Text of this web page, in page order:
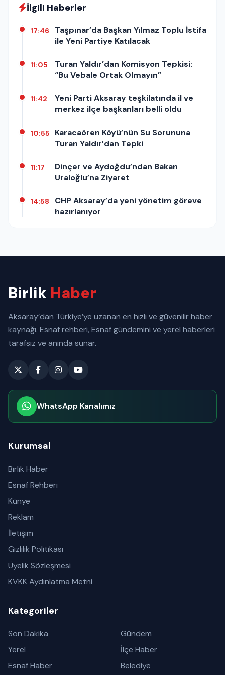
İlgili Haberler
17:46
Taşpınar’da Başkan Yılmaz Toplu İstifa
ile Yeni Partiye Katılacak
11:05
Turan Yaldır’dan Komisyon Tepkisi:
“Bu Vebale Ortak Olmayın”
11:42
Yeni Parti Aksaray teşkilatında il ve
merkez ilçe başkanları belli oldu
10:55
Karacaören Köyü’nün Su Sorununa
Turan Yaldır’dan Tepki
11:17
Dinçer ve Aydoğdu’ndan Bakan
Uraloğlu’na Ziyaret
14:58
CHP Aksaray’da yeni yönetim göreve
hazırlanıyor
Birlik Haber
Aksaray’dan Türkiye’ye uzanan en hızlı ve güvenilir haber
kaynağı. Esnaf rehberi, Esnaf gündemini ve yerel haberleri
tarafsız ve anında sunar.
WhatsApp Kanalımız
Kurumsal
Birlik Haber
Esnaf Rehberi
Künye
Reklam
İletişim
Gizlilik Politikası
Üyelik Sözleşmesi
KVKK Aydınlatma Metni
Kategoriler
Son Dakika
Gündem
Yerel
İlçe Haber
Esnaf Haber
Belediye